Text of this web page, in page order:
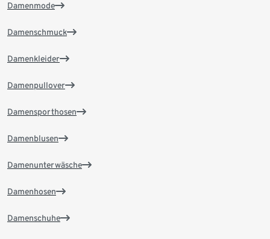
Damenmode
Damenschmuck
Damenkleider
Damenpullover
Damensporthosen
Damenblusen
Damenunterwäsche
Damenhosen
Damenschuhe